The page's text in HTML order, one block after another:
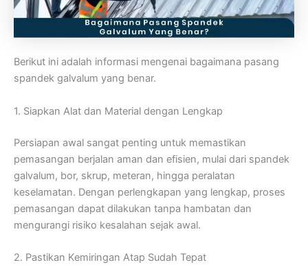
Berikut ini adalah informasi mengenai bagaimana pasang
spandek galvalum yang benar.
1. Siapkan Alat dan Material dengan Lengkap
Persiapan awal sangat penting untuk memastikan
pemasangan berjalan aman dan efisien, mulai dari spandek
galvalum, bor, skrup, meteran, hingga peralatan
keselamatan. Dengan perlengkapan yang lengkap, proses
pemasangan dapat dilakukan tanpa hambatan dan
mengurangi risiko kesalahan sejak awal.
2. Pastikan Kemiringan Atap Sudah Tepat